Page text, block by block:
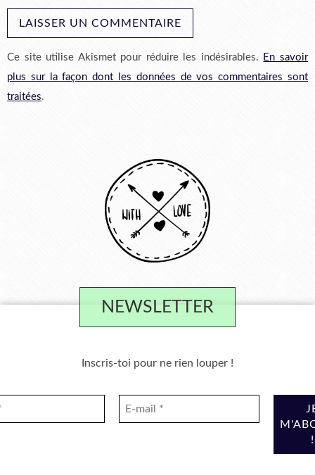
Ce site utilise Akismet pour réduire les indésirables. En savoir
plus sur la façon dont les données de vos commentaires sont
traitées.
NEWSLETTER
Inscris-toi pour ne rien louper !